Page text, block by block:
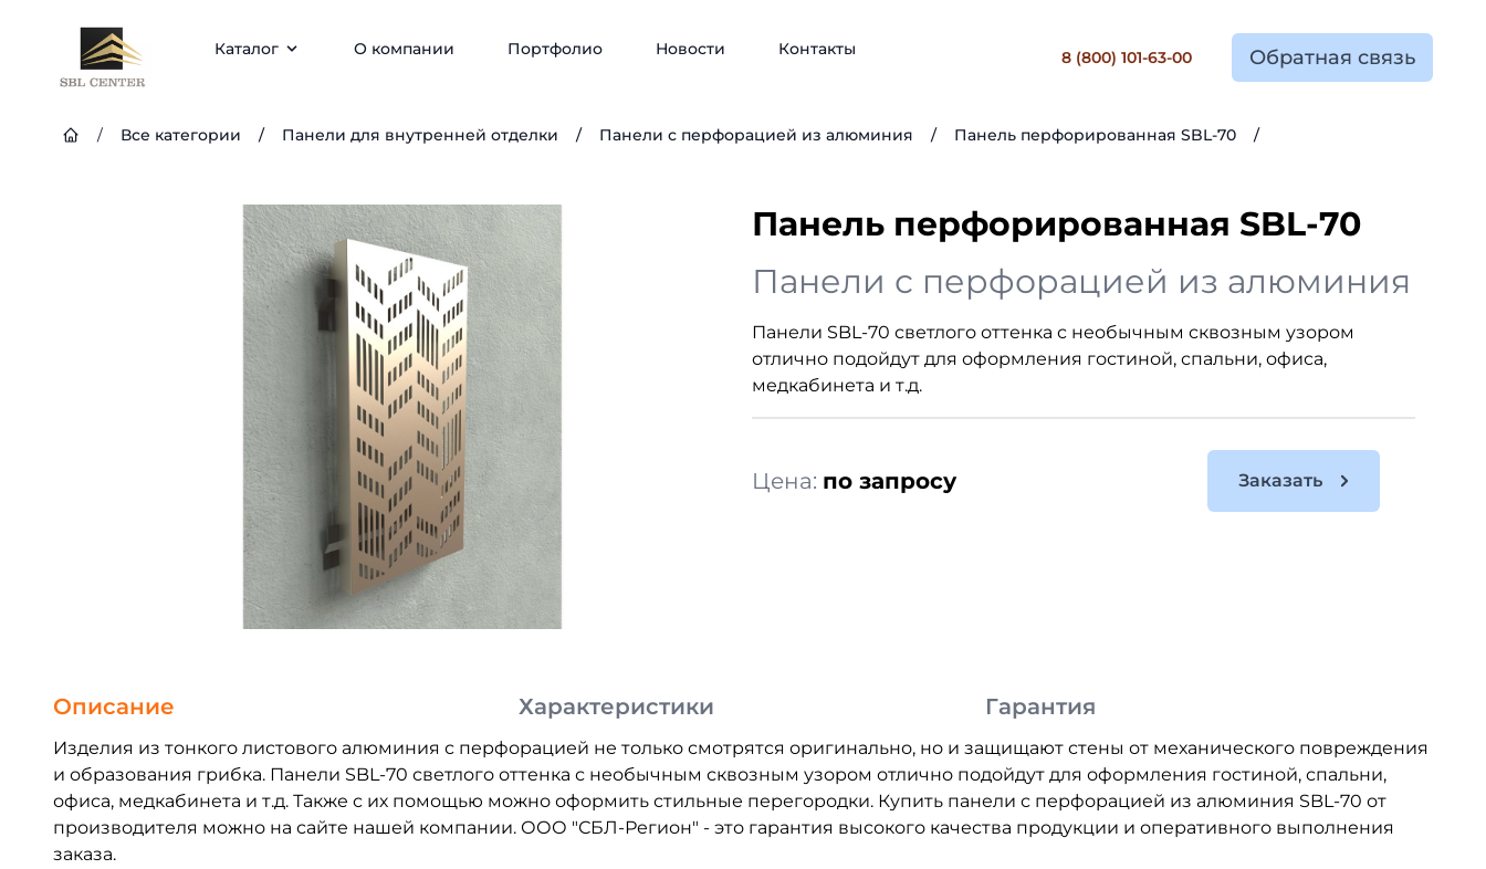
Каталог О компании Портфолио Новости Контакты 8 (800) 101-63-00 Обратная связь
/ Все категории / Панели для внутренней отделки / Панели с перфорацией из алюминия / Панель перфорированная SBL-70 /
Панель перфорированная SBL-70
Панели с перфорацией из алюминия
Панели SBL-70 светлого оттенка с необычным сквозным узором
отлично подойдут для оформления гостиной, спальни, офиса,
медкабинета и т.д.
Цена: по запросу Заказать
Описание Характеристики Гарантия
Изделия из тонкого листового алюминия с перфорацией не только смотрятся оригинально, но и защищают стены от механического повреждения
и образования грибка. Панели SBL-70 светлого оттенка с необычным сквозным узором отлично подойдут для оформления гостиной, спальни,
офиса, медкабинета и т.д. Также с их помощью можно оформить стильные перегородки. Купить панели с перфорацией из алюминия SBL-70 от
производителя можно на сайте нашей компании. ООО "СБЛ-Регион" - это гарантия высокого качества продукции и оперативного выполнения
заказа.